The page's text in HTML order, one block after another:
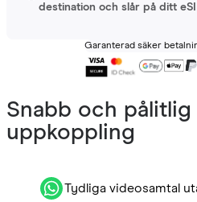
destination och slår på ditt
Garanterad säker
Snabb och pålitlig
uppkoppling
Tydliga videosamtal